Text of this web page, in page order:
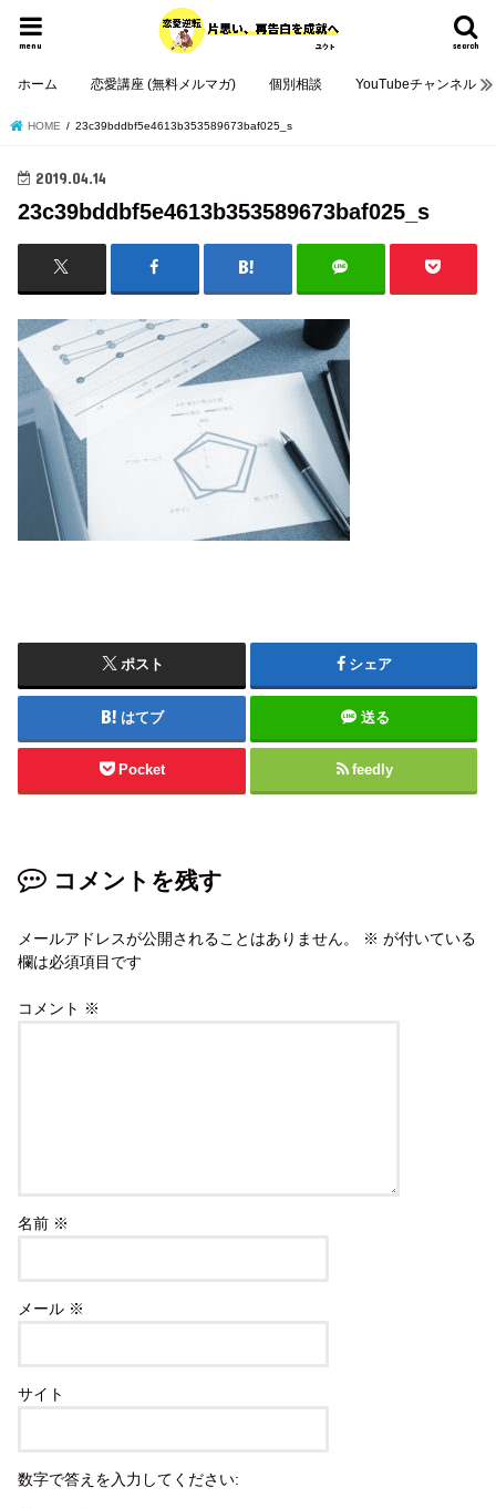
search
menu
ホーム 恋愛講座 (無料メルマガ) 個別相談 YouTubeチャンネル
HOME 23c39bddbf5e4613b353589673baf025_s
2019.04.14
23c39bddbf5e4613b353589673baf025_s
ポスト シェア
はてブ 送る
Pocket feedly
コメントを残す
メールアドレスが公開されることはありません。 ※ が付いている
欄は必須項目です
コメント ※
名前 ※
メール ※
サイト
数字で答えを入力してください: